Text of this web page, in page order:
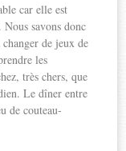
car elle est
savons donc
de jeux de
les
très chers, que
Le dîner entre
de couteau-